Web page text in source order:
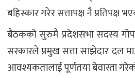
बहिस्कार गरेर सत्तापक्ष नै प्रतिपक्ष
बैठकको सुरुमै प्रदेशसभा सदस्य
सरकारले प्रमुख सत्ता साझेदार दल
आवश्यकतालाई पूर्णतया बेवास्ता